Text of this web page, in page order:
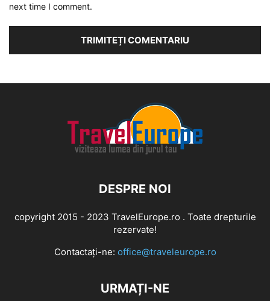
next time I comment.
DESPRE NOI
copyright 2015 - 2023 TravelEurope.ro . Toate drepturile
rezervate!
Contactați-ne: office@traveleurope.ro
URMAȚI-NE